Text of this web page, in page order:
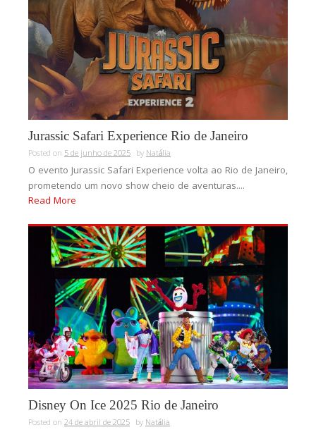
Jurassic Safari Experience Rio de Janeiro
Posted on 5 de junho de 2025 byNatália
O evento Jurassic Safari Experience volta ao Rio de Janeiro,
prometendo um novo show cheio de aventuras....
Read More
Disney On Ice 2025 Rio de Janeiro
Posted on 24 de abril de 2025 byNatália